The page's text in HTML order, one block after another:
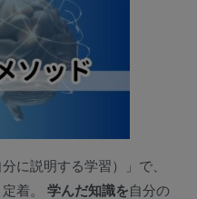
に説明する学習）」で、
着。 学んだ知識を自分の